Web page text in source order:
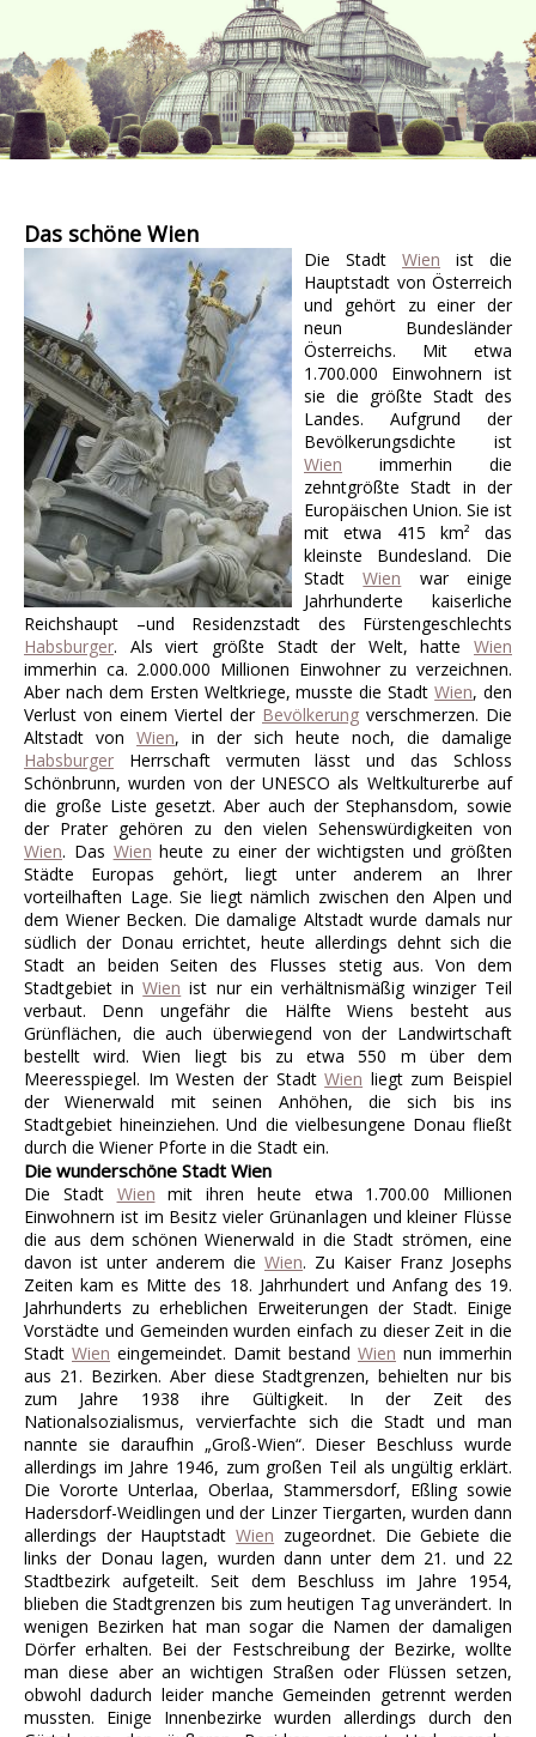
Das schöne Wien
Die Stadt Wien ist die
Hauptstadt von Österreich
und gehört zu einer der
neun Bundesländer
Österreichs. Mit etwa
1.700.000 Einwohnern ist
sie die größte Stadt des
Landes. Aufgrund der
Bevölkerungsdichte ist
Wien immerhin die
zehntgrößte Stadt in der
Europäischen Union. Sie ist
mit etwa 415 km² das
kleinste Bundesland. Die
StadtWien war einige
Jahrhunderte kaiserliche
Reichshaupt –und Residenzstadt des Fürstengeschlechts
Habsburger. Als viert größte Stadt der Welt, hatte Wien
immerhin ca. 2.000.000 Millionen Einwohner zu verzeichnen.
Aber nach dem Ersten Weltkriege, musste die StadtWien, den
Verlust von einem Viertel der Bevölkerung verschmerzen. Die
Altstadt von Wien, in der sich heute noch, die damalige
Habsburger Herrschaft vermuten lässt und das Schloss
Schönbrunn, wurden von der UNESCO als Weltkulturerbe auf
die große Liste gesetzt. Aber auch der Stephansdom, sowie
der Prater gehören zu den vielen Sehenswürdigkeiten von
Wien. Das Wien heute zu einer der wichtigsten und größten
Städte Europas gehört, liegt unter anderem an Ihrer
vorteilhaften Lage. Sie liegt nämlich zwischen den Alpen und
dem Wiener Becken. Die damalige Altstadt wurde damals nur
südlich der Donau errichtet, heute allerdings dehnt sich die
Stadt an beiden Seiten des Flusses stetig aus. Von dem
Stadtgebiet inWien ist nur ein verhältnismäßig winziger Teil
verbaut. Denn ungefähr die Hälfte Wiens besteht aus
Grünflächen, die auch überwiegend von der Landwirtschaft
bestellt wird. Wien liegt bis zu etwa 550 m über dem
Meeresspiegel. Im Westen der StadtWien liegt zum Beispiel
der Wienerwald mit seinen Anhöhen, die sich bis ins
Stadtgebiet hineinziehen. Und die vielbesungene Donau fließt
durch die Wiener Pforte in die Stadt ein.
Die wunderschöne Stadt Wien
Die Stadt Wien mit ihren heute etwa 1.700.00 Millionen
Einwohnern ist im Besitz vieler Grünanlagen und kleiner Flüsse
die aus dem schönen Wienerwald in die Stadt strömen, eine
davon ist unter anderem die Wien. Zu Kaiser Franz Josephs
Zeiten kam es Mitte des 18. Jahrhundert und Anfang des 19.
Jahrhunderts zu erheblichen Erweiterungen der Stadt. Einige
Vorstädte und Gemeinden wurden einfach zu dieser Zeit in die
Stadt Wien eingemeindet. Damit bestand Wien nun immerhin
aus 21. Bezirken. Aber diese Stadtgrenzen, behielten nur bis
zum Jahre 1938 ihre Gültigkeit. In der Zeit des
Nationalsozialismus, vervierfachte sich die Stadt und man
nannte sie daraufhin „Groß-Wien“. Dieser Beschluss wurde
allerdings im Jahre 1946, zum großen Teil als ungültig erklärt.
Die Vororte Unterlaa, Oberlaa, Stammersdorf, Eßling sowie
Hadersdorf-Weidlingen und der Linzer Tiergarten, wurden dann
allerdings der HauptstadtWien zugeordnet. Die Gebiete die
links der Donau lagen, wurden dann unter dem 21. und 22
Stadtbezirk aufgeteilt. Seit dem Beschluss im Jahre 1954,
blieben die Stadtgrenzen bis zum heutigen Tag unverändert. In
wenigen Bezirken hat man sogar die Namen der damaligen
Dörfer erhalten. Bei der Festschreibung der Bezirke, wollte
man diese aber an wichtigen Straßen oder Flüssen setzen,
obwohl dadurch leider manche Gemeinden getrennt werden
mussten. Einige Innenbezirke wurden allerdings durch den